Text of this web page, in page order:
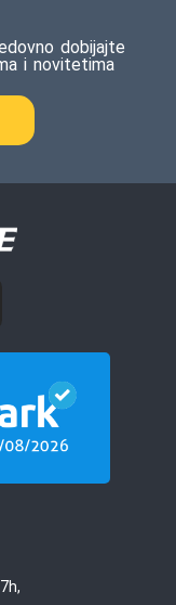
dobijajte
i novitetima